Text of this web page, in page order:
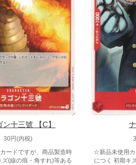
ン十三號 【C】
30円(内税)
ードですが、商品製造時
ズ(線の痕・角すれ)等ある
☆新品未使用
につく 初期キ